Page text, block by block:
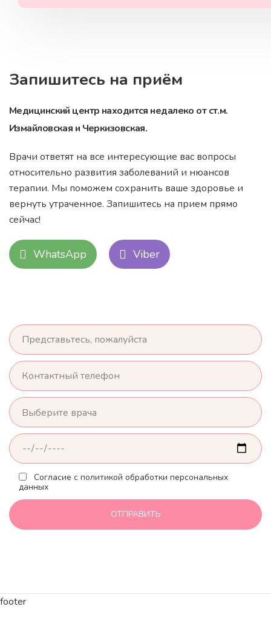
Запишитесь на приём
Медицинский центр находится недалеко от ст.м.
Измайловская и Черкизовская.
Врачи ответят на все интересующие вас вопросы
относительно развития заболеваний и нюансов
терапии. Мы поможем сохранить ваше здоровье и
вернуть утраченное. Запишитесь на прием прямо
сейчас!
WhatsApp Viber
Согласие с политикой обработки персональных
данных
footer